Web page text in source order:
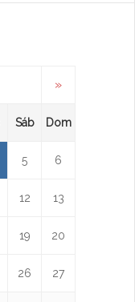
»
Sáb Dom
5 6
12 13
19 20
26 27